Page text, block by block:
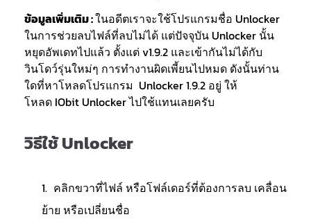
ข้อมูลเพิ่มเติม :ในอดีตเราจะใช้โปรแกรมชื่อ Unlocker
ในการช่วยลบไฟล์ที่ลบไม่ได้ แต่ปัจจุบัน Unlocker นั้น
หยุดอัพเดทไปแล้ว ตั้งแต่ v1.9.2 และเข้ากันไม่ได้กับ
วินโดว์รุ่นใหม่ๆ การทำงานผิดเพี้ยนไปหมด ดังนั้นท่าน
ใดที่หาโหลดโปรแกรม Unlocker 1.9.2 อยู่ ให้
โหลด IObit Unlocker ไปใช้แทนเลยครับ
วิธีใช้ Unlocker
คลิกขวาที่ไฟล์ หรือโฟล์เดอร์ที่ต้องการลบ เคลื่อน
ย้าย หรือเปลี่ยนชื่อ